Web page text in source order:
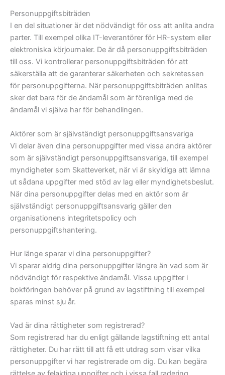
Personuppgiftsbiträden
I en del situationer är det nödvändigt för oss att anlita andra
parter. Till exempel olika IT-leverantörer för HR-system eller
elektroniska körjournaler. De är då personuppgiftsbiträden
till oss. Vi kontrollerar personuppgiftsbiträden för att
säkerställa att de garanterar säkerheten och sekretessen
för personuppgifterna. När personuppgiftsbiträden anlitas
sker det bara för de ändamål som är förenliga med de
ändamål vi själva har för behandlingen.
Aktörer som är självständigt personuppgiftsansvariga
Vi delar även dina personuppgifter med vissa andra aktörer
som är självständigt personuppgiftsansvariga, till exempel
myndigheter som Skatteverket, när vi är skyldiga att lämna
ut sådana uppgifter med stöd av lag eller myndighetsbeslut.
När dina personuppgifter delas med en aktör som är
självständigt personuppgiftsansvarig gäller den
organisationens integritetspolicy och
personuppgiftshantering.
Hur länge sparar vi dina personuppgifter?
Vi sparar aldrig dina personuppgifter längre än vad som är
nödvändigt för respektive ändamål. Vissa uppgifter i
bokföringen behöver på grund av lagstiftning till exempel
sparas minst sju år.
Vad är dina rättigheter som registrerad?
Som registrerad har du enligt gällande lagstiftning ett antal
rättigheter. Du har rätt till att få ett utdrag som visar vilka
personuppgifter vi har registrerade om dig. Du kan begära